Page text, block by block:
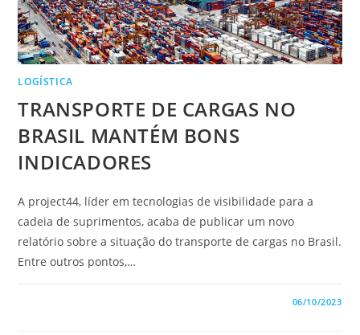
LOGÍSTICA
TRANSPORTE DE CARGAS NO
BRASIL MANTÉM BONS
INDICADORES
A project44, líder em tecnologias de visibilidade para a
cadeia de suprimentos, acaba de publicar um novo
relatório sobre a situação do transporte de cargas no Brasil.
Entre outros pontos,…
06/10/2023